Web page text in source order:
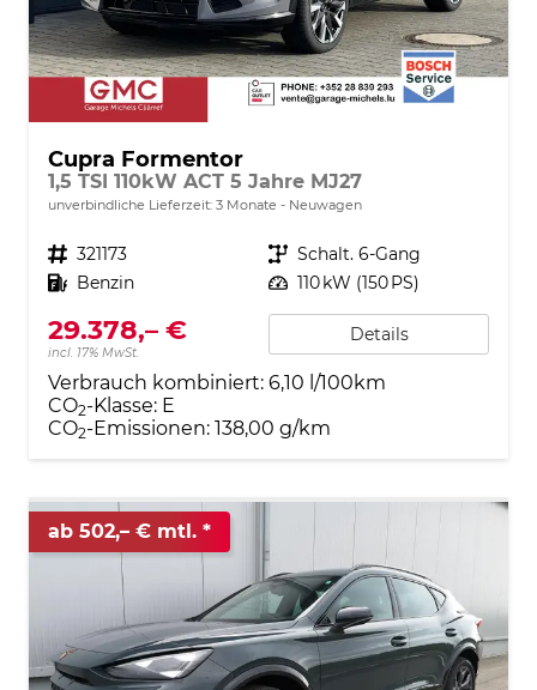
Cupra Formentor
1,5 TSI 110kW ACT 5 Jahre MJ27
unverbindliche Lieferzeit: 3 Monate Neuwagen
Fahrzeugnr. 321173 Getriebe Schalt. 6-Gang
Kraftstoff Benzin Leistung 110 kW (150 PS)
29.378,– €
incl. 17% MwSt.
Details
Verbrauch kombiniert: 6,10 l/100km
CO2-Klasse: E
CO2-Emissionen: 138,00 g/km
ab 502,– € mtl.